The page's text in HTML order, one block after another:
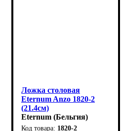
Ложка столовая
Eternum Anzo 1820-2
(21.4см)
Eternum (Бельгия)
1820-2